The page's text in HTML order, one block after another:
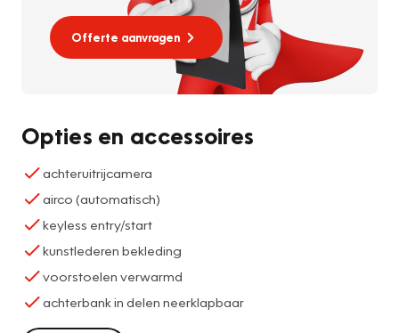
Offerte aanvragen
Opties en accessoires
achteruitrijcamera
airco (automatisch)
keyless entry/start
kunstlederen bekleding
voorstoelen verwarmd
achterbank in delen neerklapbaar